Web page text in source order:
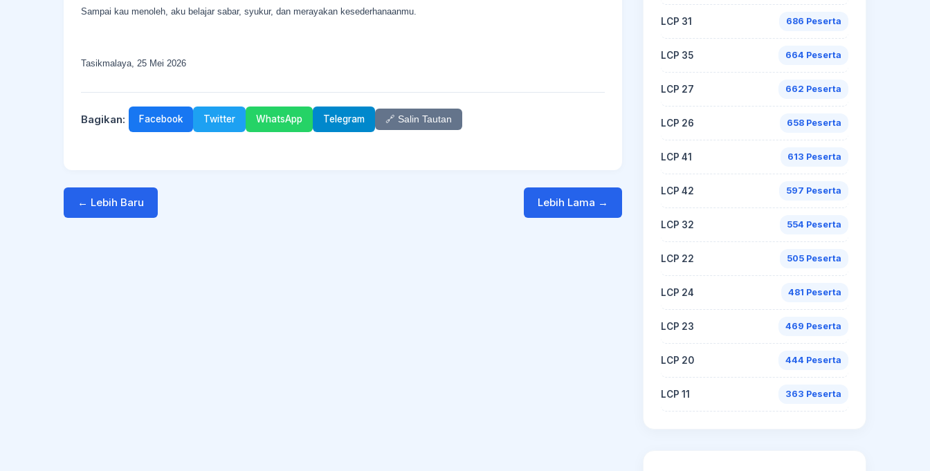
Sampai kau menoleh, aku belajar sabar, syukur, dan merayakan kesederhanaanmu.
Tasikmalaya, 25 Mei 2026
Bagikan: Facebook Twitter WhatsApp Telegram 🔗 Salin Tautan
← Lebih Baru Lebih Lama →
LCP 31 686 Peserta
LCP 35 664 Peserta
LCP 27 662 Peserta
LCP 26 658 Peserta
LCP 41 613 Peserta
LCP 42 597 Peserta
LCP 32 554 Peserta
LCP 22 505 Peserta
LCP 24 481 Peserta
LCP 23 469 Peserta
LCP 20 444 Peserta
LCP 11 363 Peserta